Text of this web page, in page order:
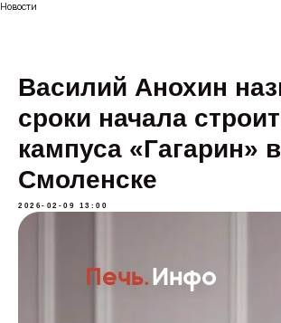
Новости
Василий Анохин
сроки начала
кампуса «Гагарин» в
Смоленске
2026-02-09 13:00